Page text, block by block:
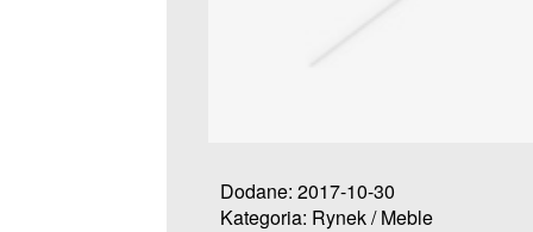
Dodane: 2017-10-30
Kategoria: Rynek / Meble